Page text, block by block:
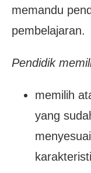
memandu
pembelajaran.
Pendidik
memilih
yang